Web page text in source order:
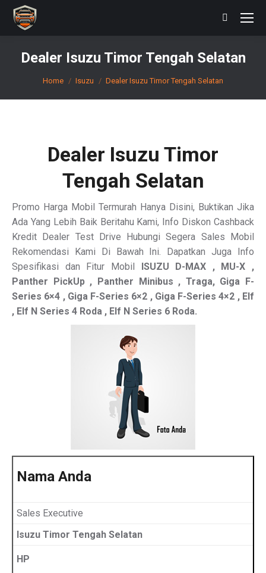
Search:
Dealer Isuzu Timor Tengah Selatan
You are here:
Home Isuzu Dealer Isuzu Timor Tengah Selatan
Dealer Isuzu Timor
Tengah Selatan
Promo Harga Mobil Termurah Hanya Disini, Buktikan Jika
Ada Yang Lebih Baik Beritahu Kami, Info Diskon Cashback
Kredit Dealer Test Drive Hubungi Segera Sales Mobil
Rekomendasi Kami Di Bawah Ini. Dapatkan Juga Info
Spesifikasi dan Fitur Mobil ISUZU D-MAX , MU-X ,
Panther PickUp , Panther Minibus , Traga, Giga F-
Series 6×4 , Giga F-Series 6×2 , Giga F-Series 4×2 , Elf
, Elf N Series 4 Roda , Elf N Series 6 Roda.
Nama Anda
Sales Executive
Isuzu Timor Tengah Selatan
HP